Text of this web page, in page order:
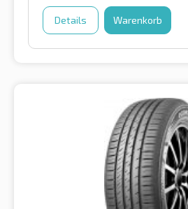
Details Warenkorb